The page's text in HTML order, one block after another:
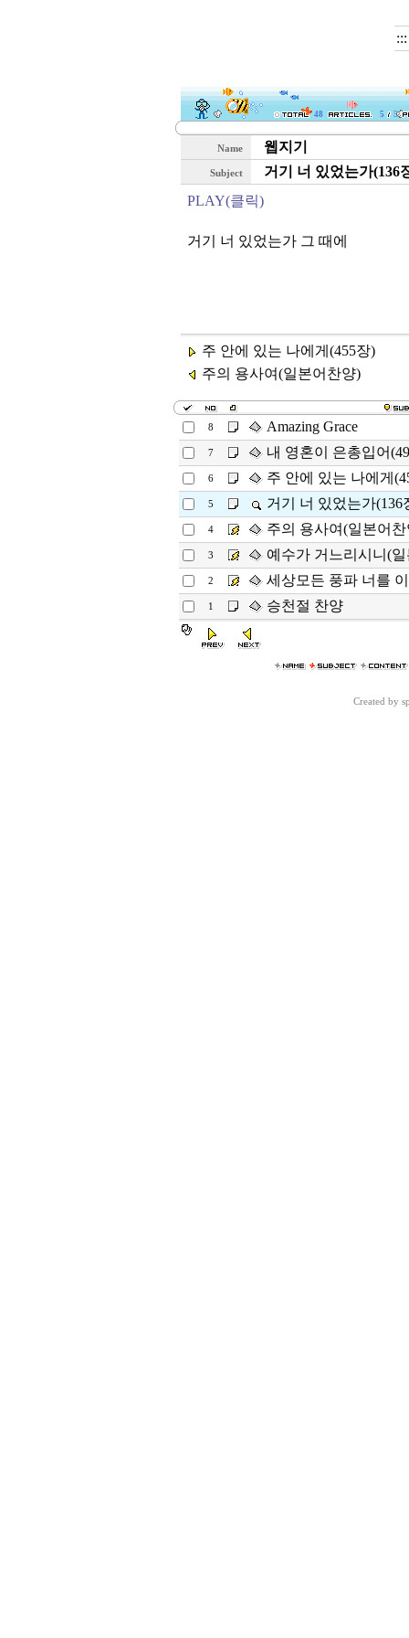
48 5 5
Name 웹지기
Subject
거기 너 있었는가(136
PLAY(클릭)
거기 너 있었는가 그 때에
주 안에 있는 나에게(455장)
주의 용사여(일본어찬양)
8 Amazing Grace
7 내 영혼이 은총입어
6 주 안에 있는 나에게
5 거기 너 있었는가(136
4 주의 용사여(일본어찬
3 예수가 거느리시니(
2 세상모든 풍파 너를
1 승천절 찬양
Created by